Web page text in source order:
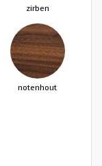
zirben
notenhout